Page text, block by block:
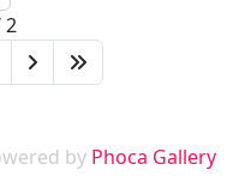
2
by Phoca Gallery